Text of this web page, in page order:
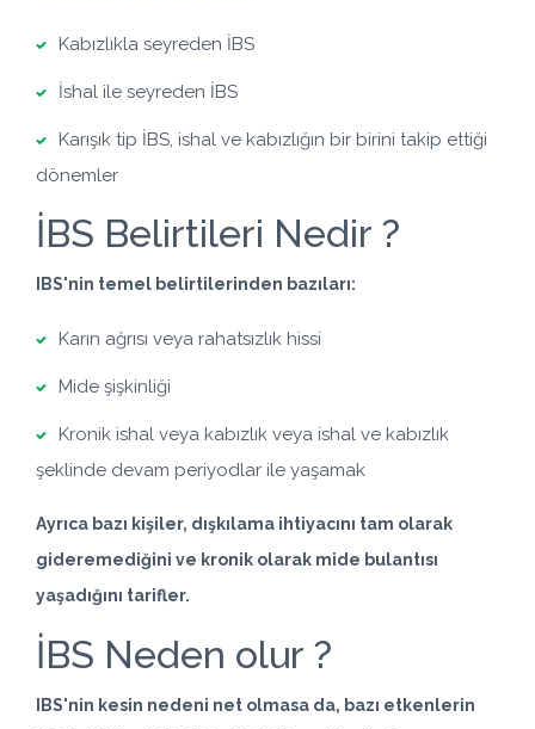
Kabızlıkla seyreden İBS
İshal ile seyreden İBS
Karışık tip İBS, ishal ve kabızlığın bir birini takip ettiği
dönemler
İBS Belirtileri Nedir ?
IBS'nin temel belirtilerinden bazıları:
Karın ağrısı veya rahatsızlık hissi
Mide şişkinliği
Kronik ishal veya kabızlık veya ishal ve kabızlık
şeklinde devam periyodlar ile yaşamak
Ayrıca bazı kişiler, dışkılama ihtiyacını tam olarak
gideremediğini ve kronik olarak mide bulantısı
yaşadığını tarifler.
İBS Neden olur ?
IBS'nin kesin nedeni net olmasa da, bazı etkenlerin